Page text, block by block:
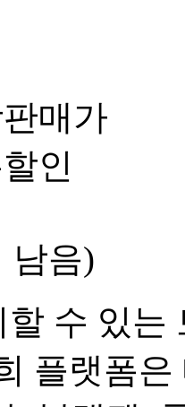
매가
인
남음)
수 있는
플랫폼